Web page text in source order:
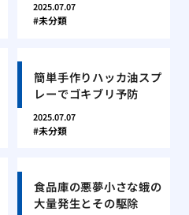
2025.07.07
未分類
簡単手作りハッカ油スプ
レーでゴキブリ予防
2025.07.07
未分類
食品庫の悪夢小さな蛾の
大量発生とその駆除